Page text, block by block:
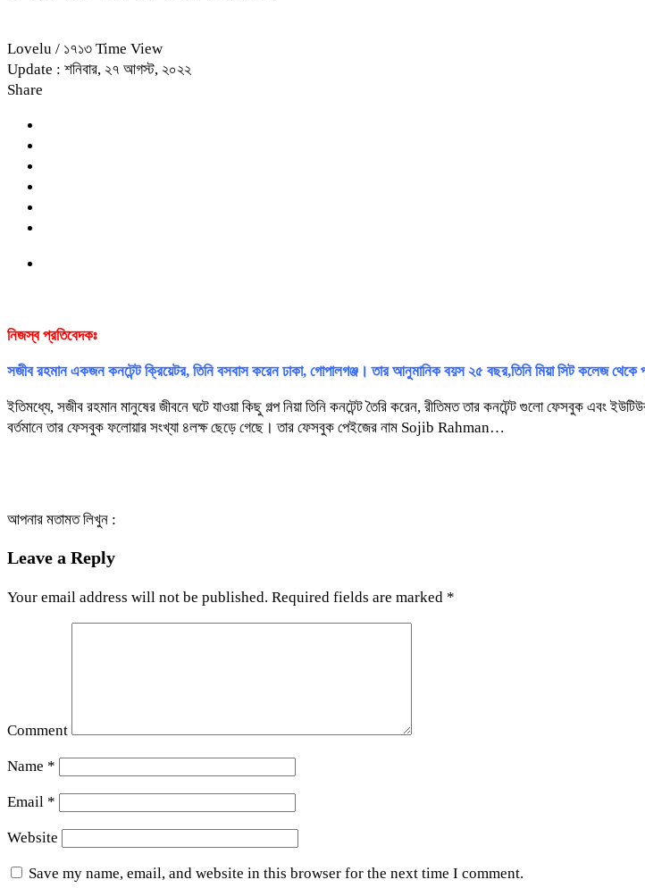
Lovelu / ১৭১৩ Time View
Update : শনিবার, ২৭ আগস্ট, ২০২২
Share
নিজস্ব প্রতিবেদকঃ
সজীব রহমান একজন কনটেন্ট ক্রিয়েটর, তিনি বসবাস করেন ঢাকা, গোপালগঞ্জ। তার আনুমানিক বয়স ২৫ বছর,তিনি মিয়া সিট কলেজ
ইতিমধ্যে, সজীব রহমান মানুষের জীবনে ঘটে যাওয়া কিছু গল্প নিয়া তিনি কনটেন্ট তৈরি করেন, রীতিমত তার কনটেন্ট গুলো ফেসবুক এবং
বর্তমানে তার ফেসবুক ফলোয়ার সংখ্যা ৪লক্ষ ছেড়ে গেছে। তার ফেসবুক পেইজের নাম Sojib Rahman…
আপনার মতামত লিখুন :
Leave a Reply
Your email address will not be published. Required fields are marked *
Comment
Name *
Email *
Website
Save my name, email, and website in this browser for the next time I comment.